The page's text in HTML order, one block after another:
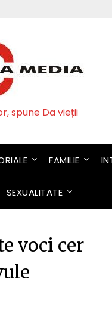
spune Da vieții
FAMILIE
SEXUALITATE
voci cer